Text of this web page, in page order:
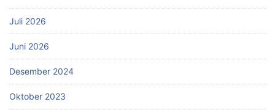
Juli 2026
Juni 2026
Desember 2024
Oktober 2023